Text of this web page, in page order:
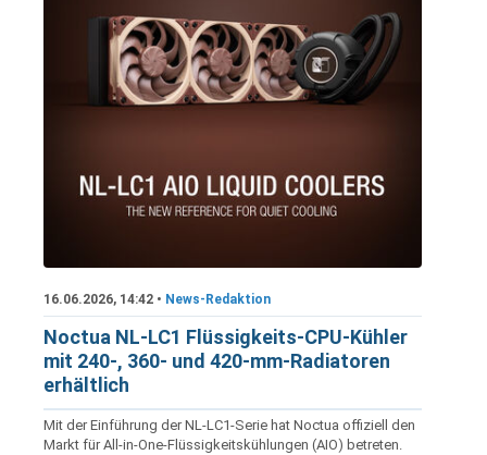
16.06.2026, 14:42 • News-Redaktion
Noctua NL-LC1 Flüssigkeits-CPU-Kühler
mit 240-, 360- und 420-mm-Radiatoren
erhältlich
Mit der Einführung der NL-LC1-Serie hat Noctua offiziell den
Markt für All-in-One-Flüssigkeitskühlungen (AIO) betreten.